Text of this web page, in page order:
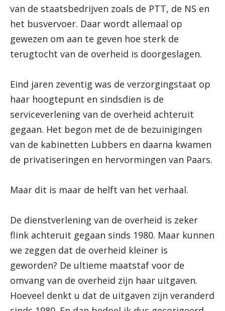
van de staatsbedrijven zoals de PTT, de NS en
het busvervoer. Daar wordt allemaal op
gewezen om aan te geven hoe sterk de
terugtocht van de overheid is doorgeslagen.
Eind jaren zeventig was de verzorgingstaat op
haar hoogtepunt en sindsdien is de
serviceverlening van de overheid achteruit
gegaan. Het begon met de de bezuinigingen
van de kabinetten Lubbers en daarna kwamen
de privatiseringen en hervormingen van Paars.
Maar dit is maar de helft van het verhaal.
De dienstverlening van de overheid is zeker
flink achteruit gegaan sinds 1980. Maar kunnen
we zeggen dat de overheid kleiner is
geworden? De ultieme maatstaf voor de
omvang van de overheid zijn haar uitgaven.
Hoeveel denkt u dat de uitgaven zijn veranderd